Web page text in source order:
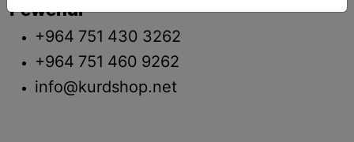
Pêwendî
+964 751 430 3262
+964 751 460 9262
info@kurdshop.net